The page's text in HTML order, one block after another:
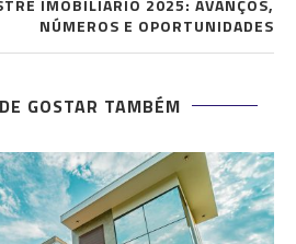
IMOBILIÁRIO 2025: AVANÇOS,
NÚMEROS E OPORTUNIDADES
GOSTAR TAMBÉM